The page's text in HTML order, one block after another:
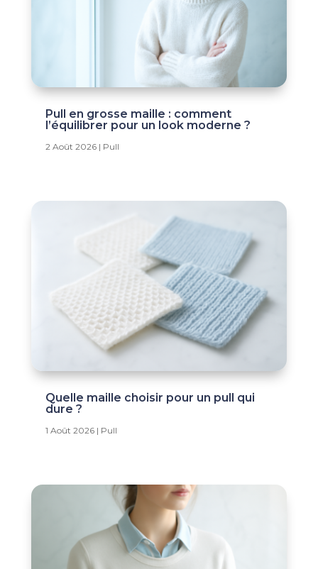
Pull en grosse maille : comment
l’équilibrer pour un look moderne ?
2 Août 2026| Pull
Quelle maille choisir pour un pull qui
dure ?
1 Août 2026| Pull